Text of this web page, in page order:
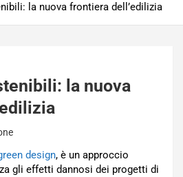
la nuova frontiera dell’edilizia
la nuova
design, è un approccio
gli effetti dannosi dei progetti di